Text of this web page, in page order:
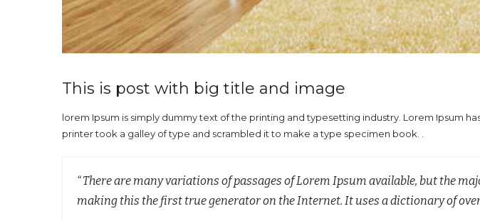
This is post with big title and image
lorem Ipsum is simply dummy text of the printing and typesetting industry. Lorem Ipsum
printer took a galley of type and scrambled it to make a type specimen book. .
“ There are many variations of passages of Lorem Ipsum available, but the
making this the first true generator on the Internet. It uses a dictionary of